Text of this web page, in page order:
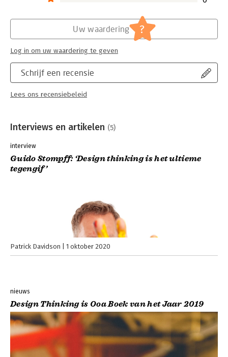
Schrijf een recensie
Lees ons recensiebeleid
Uw waardering ?
Log in om uw waardering te geven
Interviews en artikelen (5)
interview
Guido Stompff: ‘Design thinking is het ultieme
tegengif’
Patrick Davidson 1 oktober 2020
nieuws
Design Thinking is Ooa Boek van het Jaar 2019